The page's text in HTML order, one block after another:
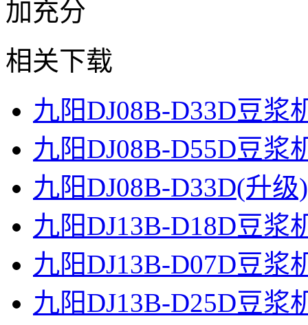
加充分
相关下载
九阳DJ08B-D33D豆浆
九阳DJ08B-D55D豆浆
九阳DJ08B-D33D(升
九阳DJ13B-D18D豆浆
九阳DJ13B-D07D豆浆
九阳DJ13B-D25D豆浆